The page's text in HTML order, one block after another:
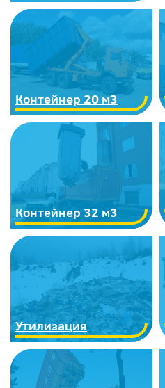
Контейнер 20 м3
Контейнер 32 м3
Утилизация